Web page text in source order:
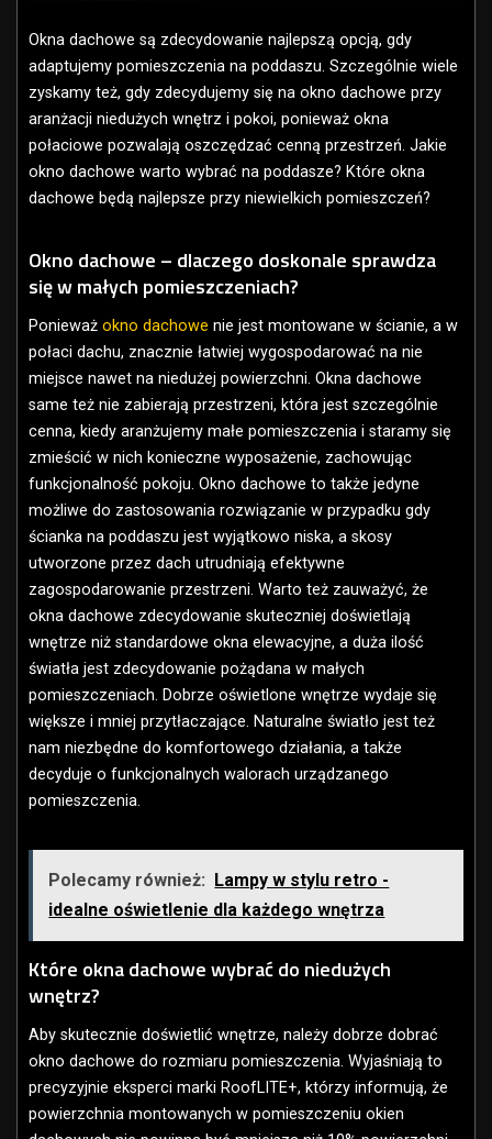
Okna dachowe są zdecydowanie najlepszą opcją, gdy
adaptujemy pomieszczenia na poddaszu. Szczególnie wiele
zyskamy też, gdy zdecydujemy się na okno dachowe przy
aranżacji niedużych wnętrz i pokoi, ponieważ okna
połaciowe pozwalają oszczędzać cenną przestrzeń. Jakie
okno dachowe warto wybrać na poddasze? Które okna
dachowe będą najlepsze przy niewielkich pomieszczeń?
Okno dachowe – dlaczego doskonale sprawdza
się w małych pomieszczeniach?
Ponieważ okno dachowe nie jest montowane w ścianie, a w
połaci dachu, znacznie łatwiej wygospodarować na nie
miejsce nawet na niedużej powierzchni. Okna dachowe
same też nie zabierają przestrzeni, która jest szczególnie
cenna, kiedy aranżujemy małe pomieszczenia i staramy się
zmieścić w nich konieczne wyposażenie, zachowując
funkcjonalność pokoju. Okno dachowe to także jedyne
możliwe do zastosowania rozwiązanie w przypadku gdy
ścianka na poddaszu jest wyjątkowo niska, a skosy
utworzone przez dach utrudniają efektywne
zagospodarowanie przestrzeni. Warto też zauważyć, że
okna dachowe zdecydowanie skuteczniej doświetlają
wnętrze niż standardowe okna elewacyjne, a duża ilość
światła jest zdecydowanie pożądana w małych
pomieszczeniach. Dobrze oświetlone wnętrze wydaje się
większe i mniej przytłaczające. Naturalne światło jest też
nam niezbędne do komfortowego działania, a także
decyduje o funkcjonalnych walorach urządzanego
pomieszczenia.
Polecamy również:
Lampy w stylu retro -
idealne oświetlenie dla każdego wnętrza
Które okna dachowe wybrać do niedużych
wnętrz?
Aby skutecznie doświetlić wnętrze, należy dobrze dobrać
okno dachowe do rozmiaru pomieszczenia. Wyjaśniają to
precyzyjnie eksperci marki RoofLITE+, którzy informują, że
powierzchnia montowanych w pomieszczeniu okien